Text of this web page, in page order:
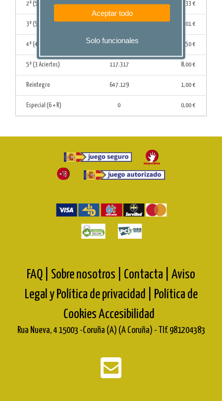
2ª (5 Aciertos + C) 3 43.264,33 €
3ª (5 Aciertos) 128 1.859,01 €
4ª (4 Aciertos) 6.470 53,50 €
5ª (3 Aciertos) 117.317 8,00 €
Reintegro 647.129 1,00 €
Especial (6 + R) 0 0,00 €
FAQ | Sobre nosotros | Contacta |
Aviso
Legal y Política de privacidad |
Política de
CookiesAccesibilidad
Rua Nueva, 4 15003 -Coruña (A) (A Coruña) - Tlf. 981204383
Aceptar todo
Solo funcionales